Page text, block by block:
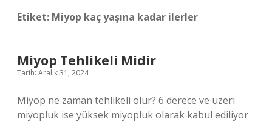
Etiket: Miyop kaç yaşına kadar ilerler
Miyop Tehlikeli Midir
Tarih: Aralık 31, 2024
Miyop ne zaman tehlikeli olur? 6 derece ve üzeri
miyopluk ise yüksek miyopluk olarak kabul ediliyor